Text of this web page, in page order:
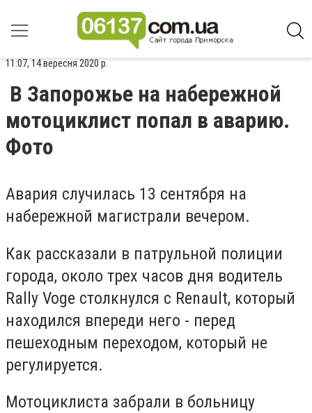
11:07, 14 вересня 2020 р.
В Запорожье на набережной
мотоциклист попал в аварию.
Фото
Авария случилась 13 сентября на
набережной магистрали вечером.
Как рассказали в патрульной полиции
города, около трех часов дня водитель
Rally Voge столкнулся с Renault, который
находился впереди него - перед
пешеходным переходом, который не
регулируется.
Мотоциклиста забрали в больницу